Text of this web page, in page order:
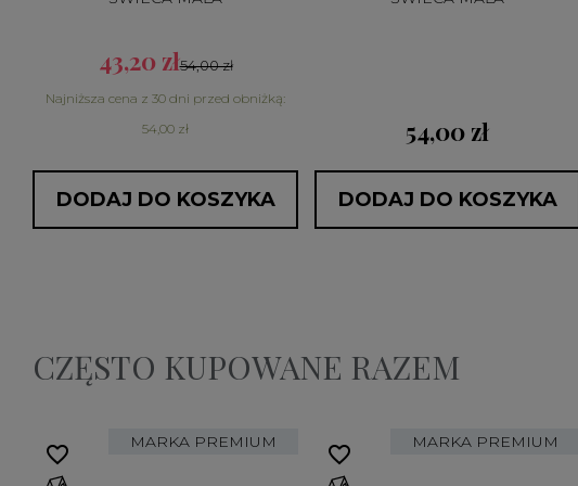
43,20 zł54,00 zł
Najniższa cena z 30 dni przed obniżką:
54,00 zł
DODAJ DO KOSZYKA
54,00 zł
DODAJ DO KOSZYKA
CZĘSTO KUPOWANE RAZEM
MARKA PREMIUM
favorite_border MARKA PREMIUM
favorite_border